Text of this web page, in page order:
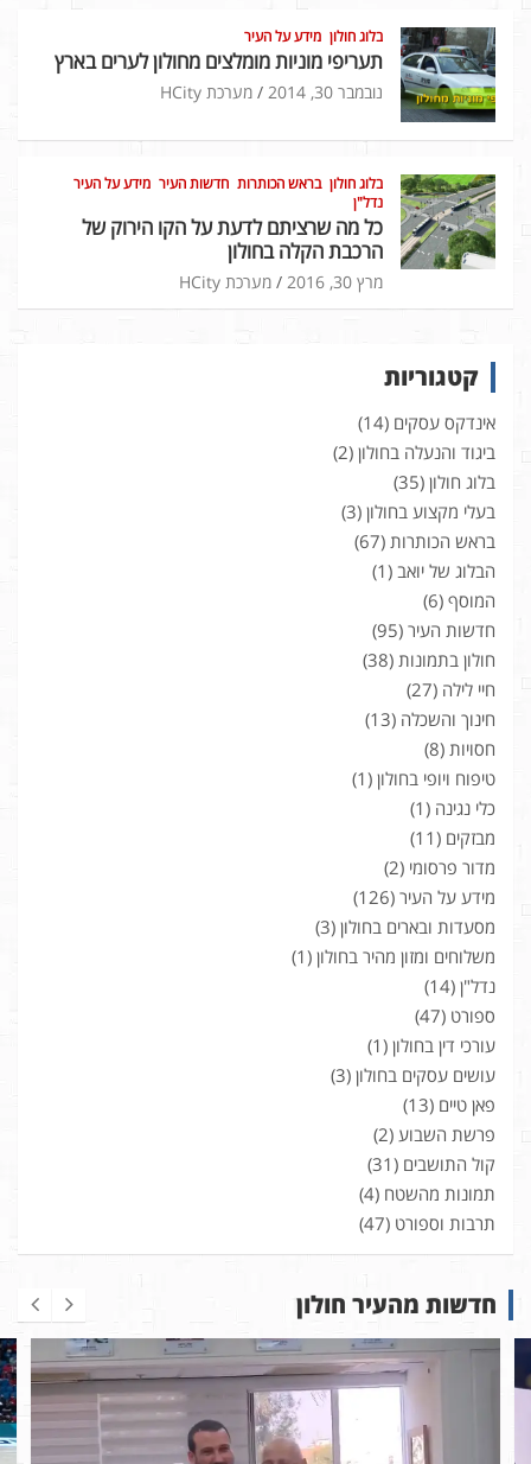
בלוג חולון מידע על העיר
תעריפי מוניות מומלצים מחולון לערים בארץ
נובמבר 30, 2014 מערכת HCity
בלוג חולון בראש הכותרות חדשות העיר מידע על העיר
נדל"ן
כל מה שרציתם לדעת על הקו הירוק של
הרכבת הקלה בחולון
מרץ 30, 2016 מערכת HCity
קטגוריות
אינדקס עסקים (14)
ביגוד והנעלה בחולון (2)
בלוג חולון (35)
בעלי מקצוע בחולון (3)
בראש הכותרות (67)
הבלוג של יואב (1)
המוסף (6)
חדשות העיר (95)
חולון בתמונות (38)
חיי לילה (27)
חינוך והשכלה (13)
חסויות (8)
טיפוח ויופי בחולון (1)
כלי נגינה (1)
מבזקים (11)
מדור פרסומי (2)
מידע על העיר (126)
מסעדות ובארים בחולון (3)
משלוחים ומזון מהיר בחולון (1)
נדל"ן (14)
ספורט (47)
עורכי דין בחולון (1)
עושים עסקים בחולון (3)
פאן טיים (13)
פרשת השבוע (2)
קול התושבים (31)
תמונות מהשטח (4)
תרבות וספורט (47)
חדשות מהעיר חולון